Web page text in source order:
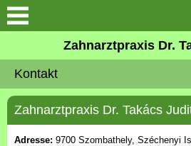
Suche
Vorstellung
Unsere Philosophie
Fotos
Zahnarztpraxis Dr.
Kontakt
Zahnarztpraxis Dr. Takács
Adresse: 9700 Szombathely, Széchenyi